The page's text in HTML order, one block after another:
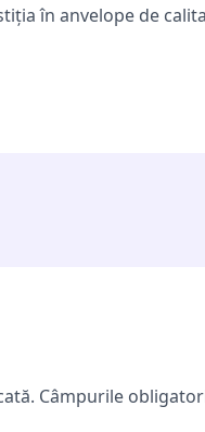
în anvelope de
Câmpurile